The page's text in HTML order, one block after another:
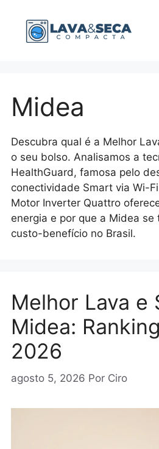
Midea
Descubra qual é a Melhor
o seu bolso. Analisamos a
HealthGuard, famosa pelo
conectividade Smart via Wi-
Motor Inverter Quattro
energia e por que a Midea
custo-benefício no Brasil.
Melhor Lava e
Midea:
2026
agosto 5, 2026 Por Ciro